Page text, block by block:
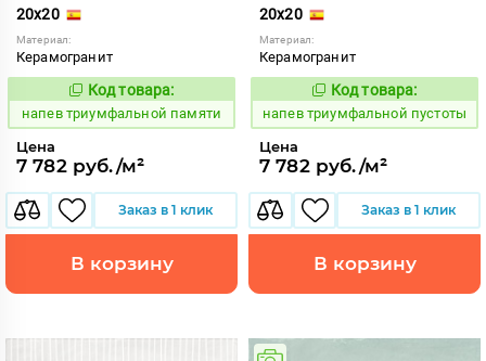
20x20
Материал:
Керамогранит
1091193
Код товара:
напев триумфальной памяти
Цена
7 782 руб./м²
Заказ в 1 клик
В корзину
20x20
Материал:
Керамогранит
1091199
Код товара:
напев триумфальной пустоты
Цена
7 782 руб./м²
Заказ в 1 клик
В корзину